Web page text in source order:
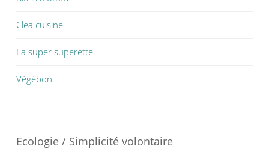
Clea cuisine
La super superette
Végébon
Ecologie / Simplicité volontaire